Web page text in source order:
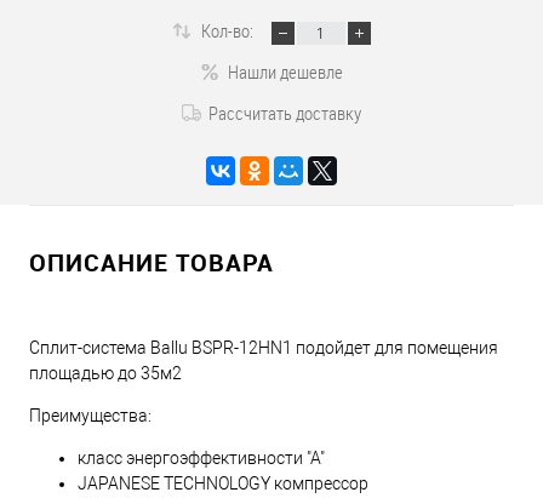
Кол-во:
Нашли дешевле
Рассчитать доставку
ОПИСАНИЕ ТОВАРА
Сплит-система Ballu BSPR-12HN1 подойдет для помещения
площадью до 35м2
Преимущества:
класс энергоэффективности "А"
JAPANESE TECHNOLOGY компрессор